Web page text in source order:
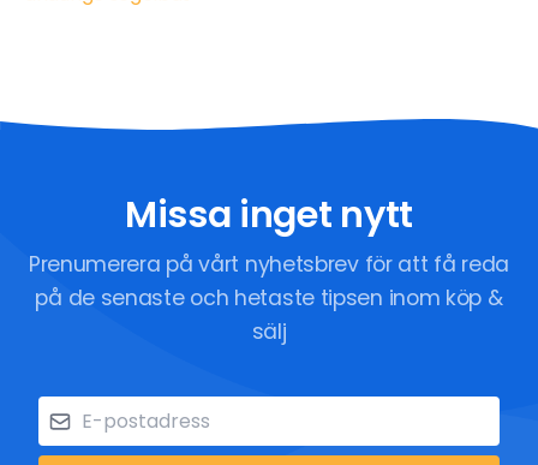
Missa inget nytt
Prenumerera på vårt nyhetsbrev för att få reda
på de senaste och hetaste tipsen inom köp &
sälj